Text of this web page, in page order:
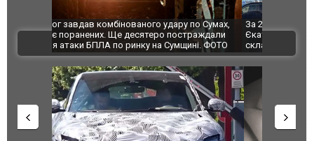
За 2000 кілометрів від кордону з Україною: в
Єкатеринбурзі після атаки дронів загорівся
склад Wildberries. ФОТО. ВІДЕО
"Мої
ВІДЕО